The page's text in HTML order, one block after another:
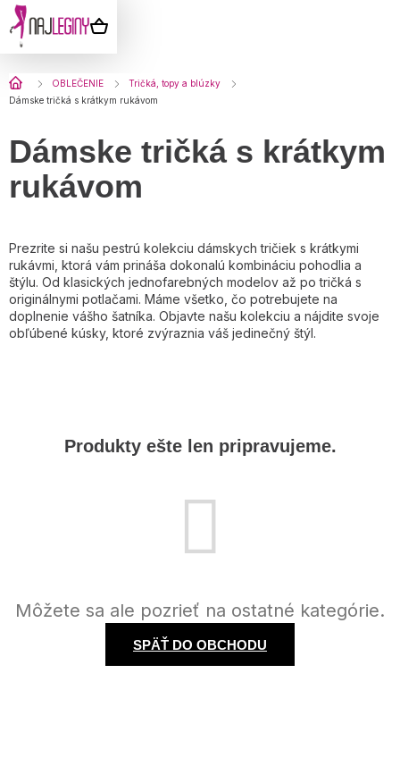
Prejsť
na
obsah
NÁKUPNÝ
KOŠÍK
DomovOBLEČENIE
Tričká, topy a blúzky
Dámske tričká s krátkym rukávom
Dámske tričká s krátkym
rukávom
Prezrite si našu pestrú kolekciu dámskych tričiek s krátkymi
rukávmi, ktorá vám prináša dokonalú kombináciu pohodlia a
štýlu. Od klasických jednofarebných modelov až po tričká s
originálnymi potlačami. Máme všetko, čo potrebujete na
doplnenie vášho šatníka. Objavte našu kolekciu a nájdite svoje
obľúbené kúsky, ktoré zvýraznia váš jedinečný štýl.
Produkty ešte len pripravujeme.
Môžete sa ale pozrieť na ostatné kategórie.
SPÄŤ DO OBCHODU